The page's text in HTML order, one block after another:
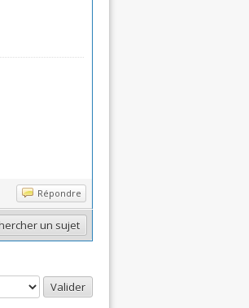
Répondre